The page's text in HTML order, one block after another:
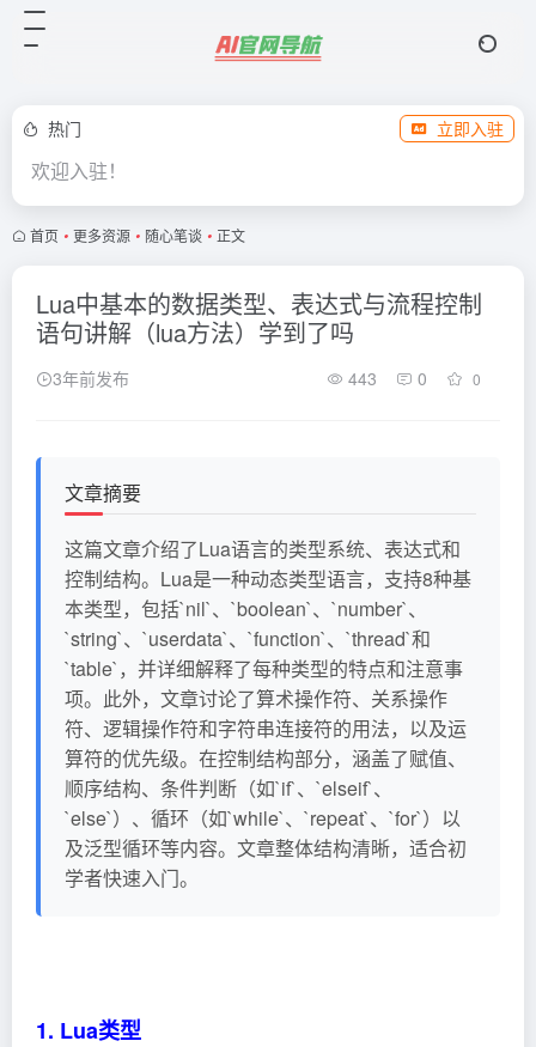
热门 立即入驻
欢迎入驻！
首页 • 更多资源 • 随心笔谈 • 正文
Lua中基本的数据类型、表达式与流程控制
语句讲解（lua方法）学到了吗
3年前发布 443 0 0
文章摘要
这篇文章介绍了Lua语言的类型系统、表达式和
控制结构。Lua是一种动态类型语言，支持8种基
本类型，包括`nil`、`boolean`、`number`、
`string`、`userdata`、`function`、`thread`和
`table`，并详细解释了每种类型的特点和注意事
项。此外，文章讨论了算术操作符、关系操作
符、逻辑操作符和字符串连接符的用法，以及运
算符的优先级。在控制结构部分，涵盖了赋值、
顺序结构、条件判断（如`if`、`elseif`、
`else`）、循环（如`while`、`repeat`、`for`）以
及泛型循环等内容。文章整体结构清晰，适合初
学者快速入门。
1. Lua类型